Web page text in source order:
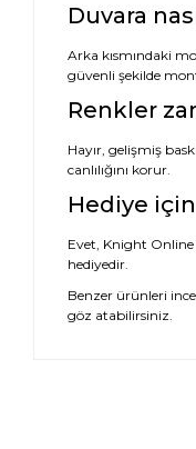
Duvara
Arka kısmındaki
güvenli şekilde
Renkler
Hayır, gelişmiş
canlılığını korur.
Hediye
Evet, Knight Online
hediyedir.
Benzer ürünleri
göz atabilirsiniz.